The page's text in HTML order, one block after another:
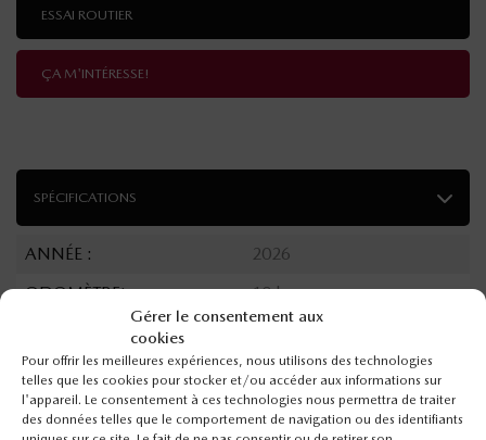
Gérer le consentement aux
cookies
Pour offrir les meilleures expériences, nous utilisons des technologies
telles que les cookies pour stocker et/ou accéder aux informations sur
l'appareil. Le consentement à ces technologies nous permettra de traiter
des données telles que le comportement de navigation ou des identifiants
SPÉCIFICATIONS
ANNÉE :
2026
ODOMÈTRE:
10 km
TRANSMISSION :
MOTRICITÉ :
Traction avant
MOTEUR :
4 Cylindres
ESSAI ROUTIER
ÇA M'INTÉRESSE!